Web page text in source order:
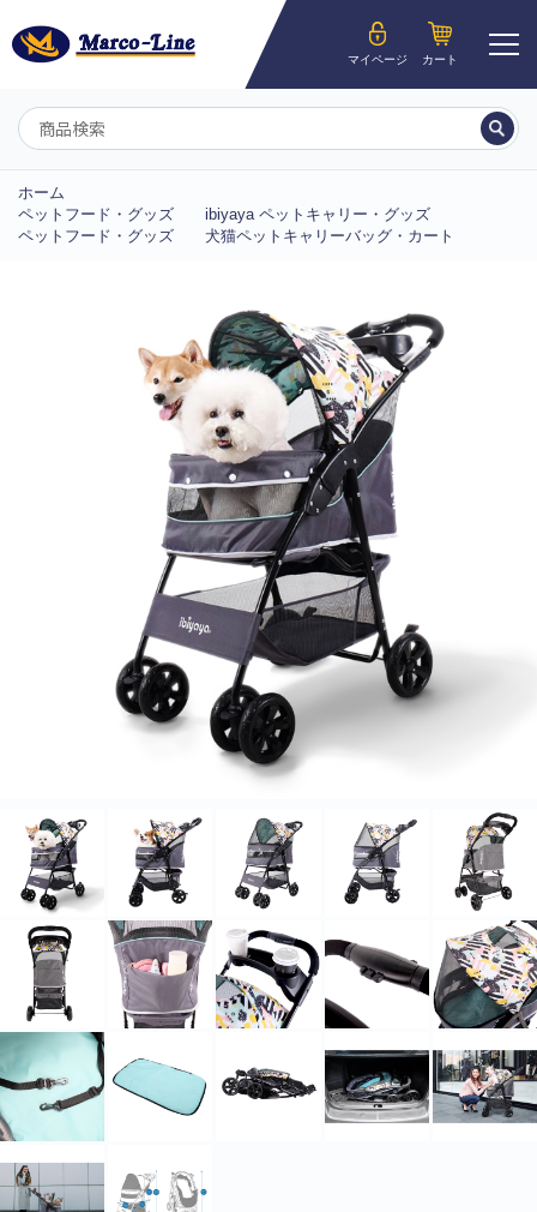
マイページ カート
ホーム
ペットフード・グッズ
ibiyaya ペットキャリー・グッズ
ペットフード・グッズ
犬猫ペットキャリーバッグ・カート
ようこそ__MEMBER_LASTNAME__様
マイページ
北海道・沖縄のお客様には一部送料のご負担をお願いいたします。割引サービスは一